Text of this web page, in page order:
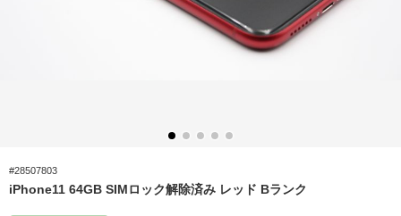
#28507803
iPhone11 64GB SIMロック解除済み レッド Bランク